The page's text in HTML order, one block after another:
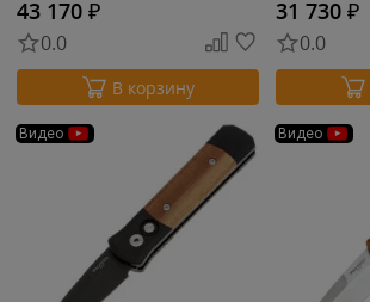
43 170 ₽
0.0
В корзину
31 730 ₽
0.0
Видео Видео